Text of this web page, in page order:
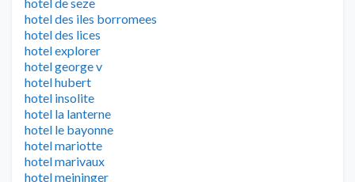
hotel des iles borromees
hotel des lices
hotel explorer
hotel george v
hotel hubert
hotel insolite
hotel la lanterne
hotel le bayonne
hotel mariotte
hotel marivaux
hotel meininger